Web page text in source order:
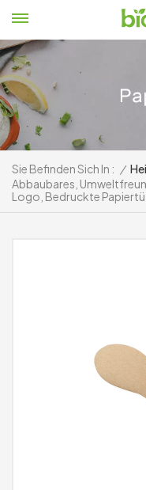
Sie Befinden Sich In : /
Abbaubares,
Logo, Bedruckte